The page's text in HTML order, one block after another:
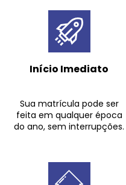
Início Imediato
Sua matrícula pode ser
feita em qualquer época
do ano, sem interrupções.